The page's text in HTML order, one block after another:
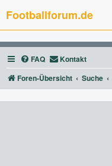
Footballforum.de
FAQ Kontakt
Foren-Übersicht
Suche